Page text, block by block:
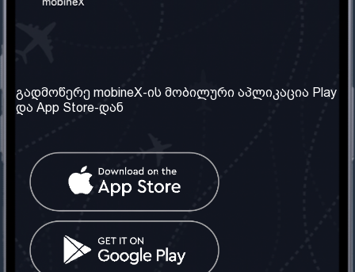
ჩვენ შესახებ
ჩვენი სერვისები
წესები და პირობები
კითხვები
კონტაქტი
საქართველო: თბილისი
ტელ: 032 2 04 00 50
სოციალური ქსელი
გადმოწერე mobineX-ის მობილური აპლიკაცია Play
და App Store-დან